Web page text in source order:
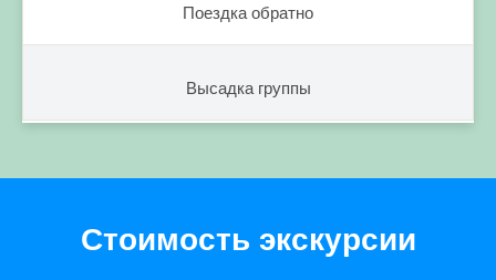
Поездка обратно
Высадка группы
Стоимость экскурсии